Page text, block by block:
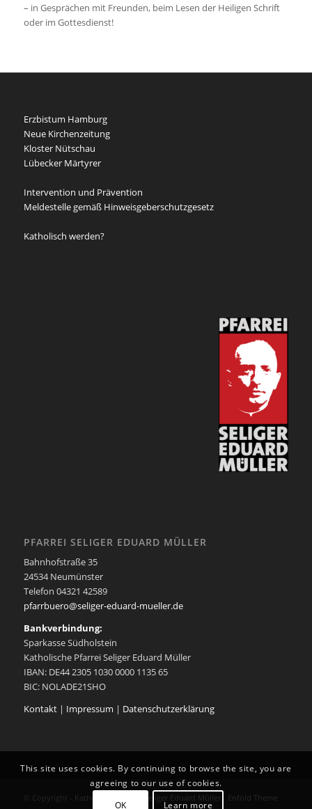
– in Gesprächen mit Freunden, beim Lesen der Heiligen Schrift
oder im Gottesdienst!
Erzbistum Hamburg
Neue Kirchenzeitung
Kloster Nütschau
Lübecker Märtyrer
Intervention und Prävention
Meldestelle gemäß Hinweisgeberschutzgesetz
Katholisch werden?
PFARREI SELIGER EDUARD MÜLLER
Bahnhofstraße 35
24534 Neumünster
Telefon 04321 42589
pfarrbuero@seliger-eduard-mueller.de
Bankverbindung:
Sparkasse Südholstein
Katholische Pfarrei Seliger Eduard Müller
IBAN: DE44 2305 1030 0000 1135 65
BIC: NOLADE21SHO
Kontakt| Impressum | Datenschutzerklärung
© Copyright - Katholische Pfarrei Seliger Eduard Müller- Enfold Theme
This site uses cookies. By continuing to browse the site, you are
agreeing to our use of cookies.
OK
Learn more